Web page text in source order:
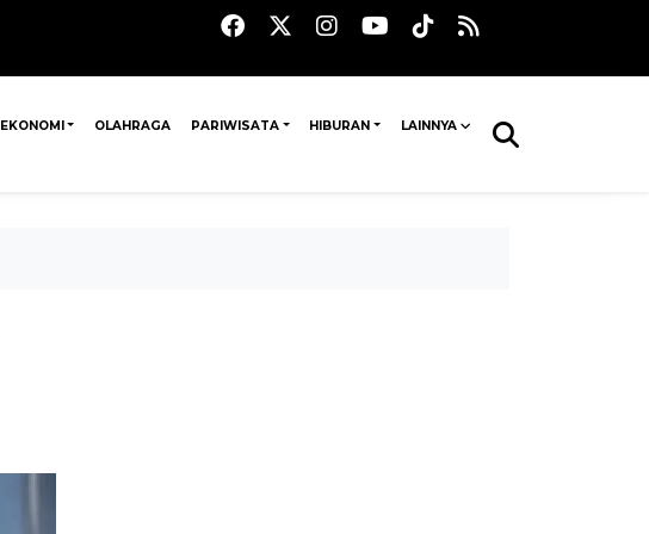
EKONOMI OLAHRAGA PARIWISATA HIBURAN LAINNYA